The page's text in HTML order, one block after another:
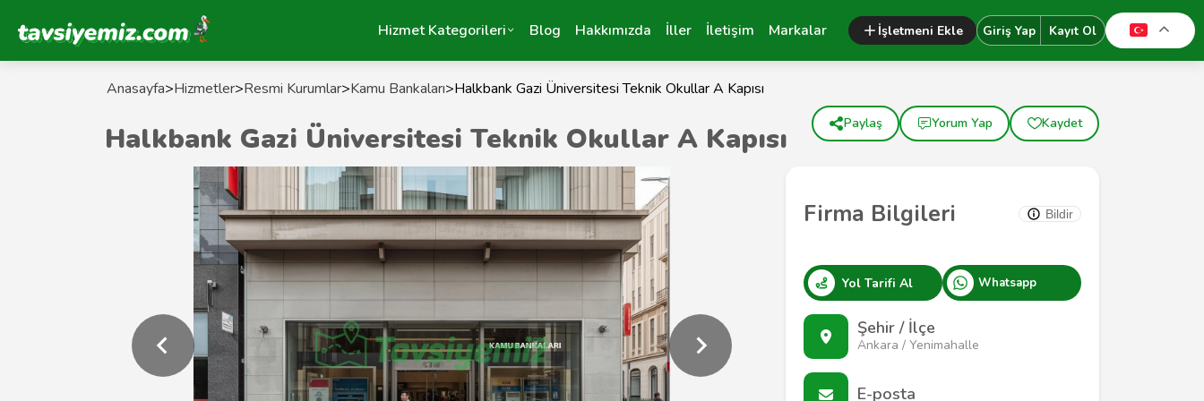
Tavsiyemiz Anasayfa Hizmet Kategorileri Blog Hakkımızda İller İletişim Markalar İşletmeni Ekle Giriş Yap Kayıt Ol
Anasayfa>Hizmetler>Resmi Kurumlar>Kamu Bankaları>Halkbank Gazi Üniversitesi Teknik Okullar A Kapısı
Firma Bilgileri Bildir
Yol Tarifi Al Whatsapp
Şehir / İlçe
Ankara / Yenimahalle
E-posta
Halkbank Gazi Üniversitesi Teknik Okullar A Kapısı Paylaş Yorum Yap Kaydet